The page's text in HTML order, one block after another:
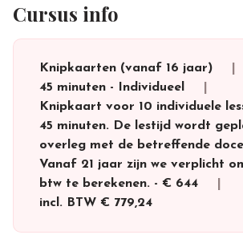
Cursus info
Knipkaarten (vanaf 16 jaar)
45 minuten - Individueel
Knipkaart voor 10 individuele
45 minuten. De lestijd wordt
overleg met de betreffende
Vanaf 21 jaar zijn we verplicht
btw te berekenen. - € 644
incl. BTW € 779,24